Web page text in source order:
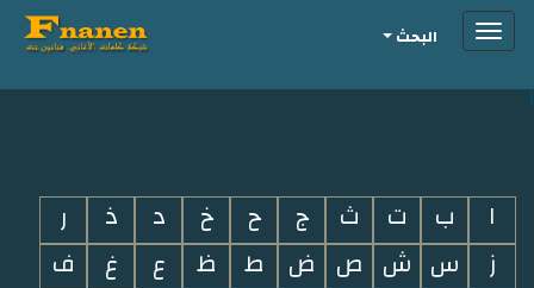
i
Toggleالبحث
ا ب ت ث ج ح خ د ذ
ر
ز
س ش ص ض ط ظ ع غ
ف